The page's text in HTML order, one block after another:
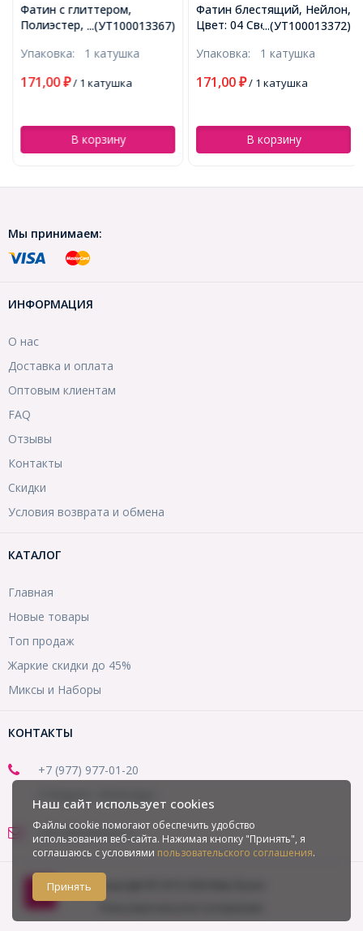
...(УТ100013367)
Фатин с глиттером,
Полиэстер, Цвет: 13
Ширина150мм, катушка
Упаковка: 1 катушка
171,00₽/ 1 катушка
В корзину
...(УТ100013372)
Фатин блестящий, Нейлон,
Цвет: 04 Светло-розовый,
22,86м (УТ100013372)
Упаковка: 1 катушка
171,00₽/ 1 катушка
В корзину
Мы принимаем:
ИНФОРМАЦИЯ
О нас
Доставка и оплата
Оптовым клиентам
FAQ
Отзывы
Контакты
Скидки
Условия возврата и обмена
КАТАЛОГ
Главная
Новые товары
Топ продаж
Жаркие скидки до 45%
Миксы и Наборы
КОНТАКТЫ
+7 (977) 977-01-20
office@mirbusin.ru
Наш сайт использует cookies
Файлы cookie помогают обеспечить удобство
использования веб-сайта. Нажимая кнопку "Принять", я
соглашаюсь с условиями пользовательского соглашения.
Принять